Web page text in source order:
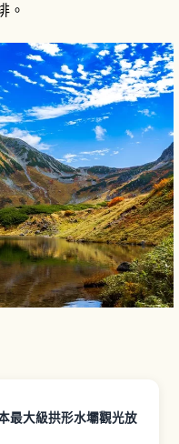
。
最大級拱形水壩觀光放